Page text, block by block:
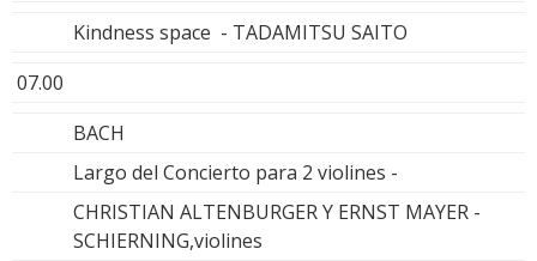
Kindness space - TADAMITSU SAITO
07.00
BACH
Largo del Concierto para 2 violines -
CHRISTIAN ALTENBURGER Y ERNST MAYER -
SCHIERNING,violines